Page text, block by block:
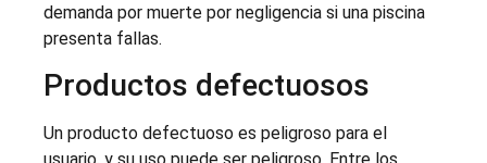
demanda por muerte por negligencia si una piscina
presenta fallas.
Productos defectuosos
Un producto defectuoso es peligroso para el